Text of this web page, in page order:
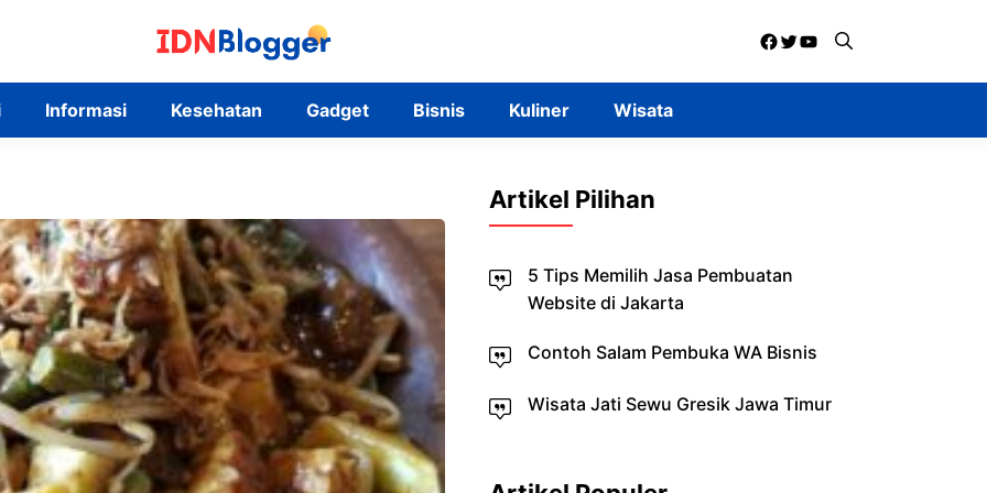
Facebook
Twitter
YouTube
Informasi Kesehatan Gadget Bisnis Kuliner Wisata
Artikel Pilihan
5 Tips Memilih Jasa Pembuatan
Website di Jakarta
Contoh Salam Pembuka WA Bisnis
Wisata Jati Sewu Gresik Jawa Timur